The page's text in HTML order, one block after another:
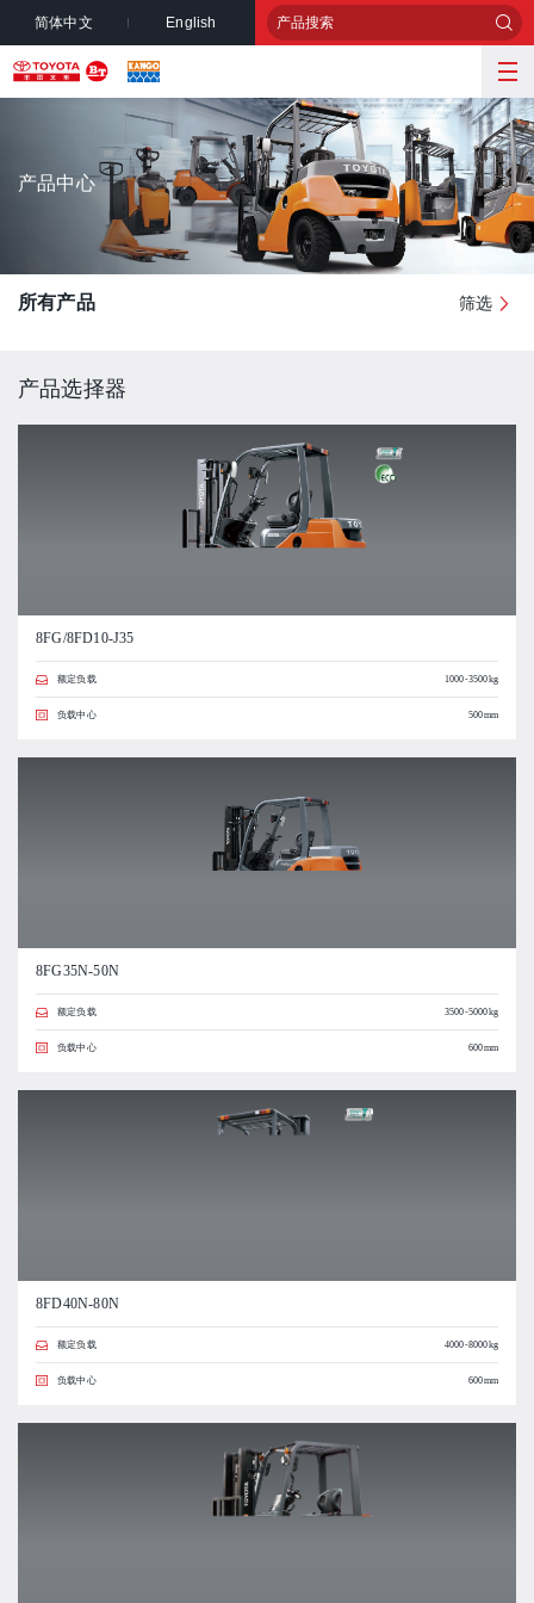
简体中文 English
产品中心
所有产品 筛选
产品选择器
8FG/8FD10-J35
额定负载 1000-3500kg
负载中心 500mm
8FG35N-50N
额定负载 3500-5000kg
负载中心 600mm
8FD40N-80N
额定负载 4000-8000kg
负载中心 600mm